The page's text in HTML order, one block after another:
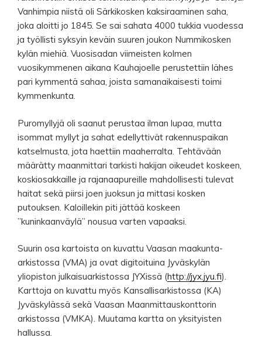
Vanhimpia niistä oli Särkikosken kaksiraaminen saha,
joka aloitti jo 1845. Se sai sahata 4000 tukkia vuodessa
ja työllisti syksyin keväin suuren joukon Nummikosken
kylän miehiä. Vuosisadan viimeisten kolmen
vuosikymmenen aikana Kauhajoelle perustettiin lähes
pari kymmentä sahaa, joista samanaikaisesti toimi
kymmenkunta.
Puromyllyjä oli saanut perustaa ilman lupaa, mutta
isommat myllyt ja sahat edellyttivät rakennuspaikan
katselmusta, jota haettiin maaherralta. Tehtävään
määrätty maanmittari tarkisti hakijan oikeudet koskeen,
koskiosakkaille ja rajanaapureille mahdollisesti tulevat
haitat sekä piirsi joen juoksun ja mittasi kosken
putouksen. Kaloillekin piti jättää koskeen
”kuninkaanväylä” nousua varten vapaaksi.
Suurin osa kartoista on kuvattu Vaasan maakunta-
arkistossa (VMA) ja ovat digitoituina Jyväskylän
yliopiston julkaisuarkistossa JYXissä (http://jyx.jyu.fi).
Karttoja on kuvattu myös Kansallisarkistossa (KA)
Jyväskylässä sekä Vaasan Maanmittauskonttorin
arkistossa (VMKA). Muutama kartta on yksityisten
hallussa.